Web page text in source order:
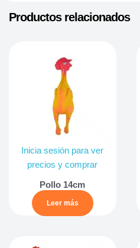
Productos relacionados
Inicia sesión para ver
precios y comprar
Pollo 14cm
Leer más